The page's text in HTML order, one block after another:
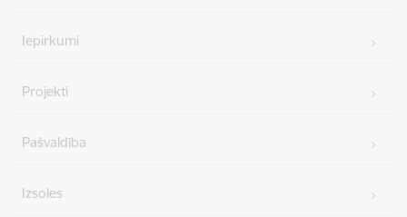
Iepirkumi
Projekti
Pašvaldība
Izsoles